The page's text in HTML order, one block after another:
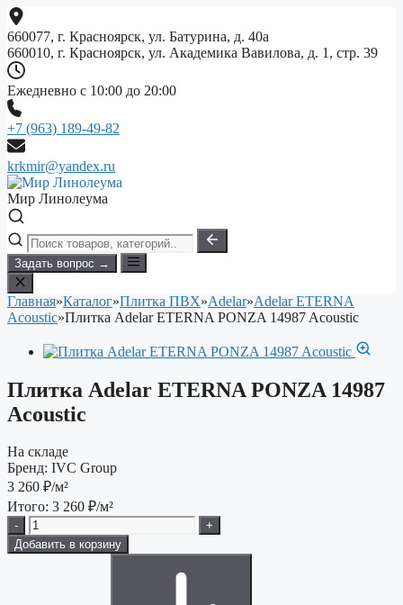
Перейти
к
содержимому
660077, г. Красноярск, ул. Батурина, д. 40а
660010, г. Красноярск, ул. Академика Вавилова, д. 1, стр. 39
Ежедневно с 10:00 до 20:00
+7 (963) 189-49-82
krkmir@yandex.ru
Мир Линолеума
Задать вопрос →
Главная»Каталог»Плитка ПВХ»Adelar»Adelar ETERNA
Acoustic»Плитка Adelar ETERNA PONZA 14987 Acoustic
Плитка Adelar ETERNA PONZA 14987
Acoustic
На складе
Бренд: IVC Group
3 260 ₽/м²
Итого: 3 260 ₽/м²
-
+
Добавить в корзину